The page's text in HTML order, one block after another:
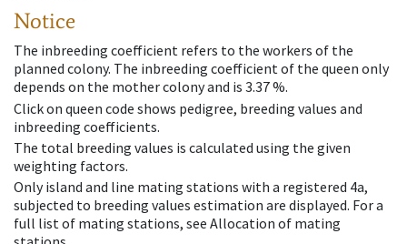
Notice
The inbreeding coefficient refers to the workers of the
planned colony. The inbreeding coefficient of the queen only
depends on the mother colony and is 3.37 %.
Click on queen code shows pedigree, breeding values and
inbreeding coefficients.
The total breeding values is calculated using the given
weighting factors.
Only island and line mating stations with a registered 4a,
subjected to breeding values estimation are displayed. For a
full list of mating stations, see Allocation of mating